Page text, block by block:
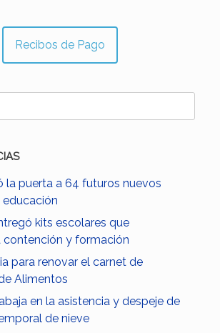
Recibos de Pago
la puerta a 64 futuros nuevos
kits escolares que
contención y formación
para renovar el carnet de
Alimentos
en la asistencia y despeje de
de nieve